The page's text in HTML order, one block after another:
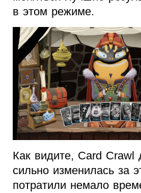
в этом режиме.
Как видите, Card Crawl
сильно изменилась за
потратили немало